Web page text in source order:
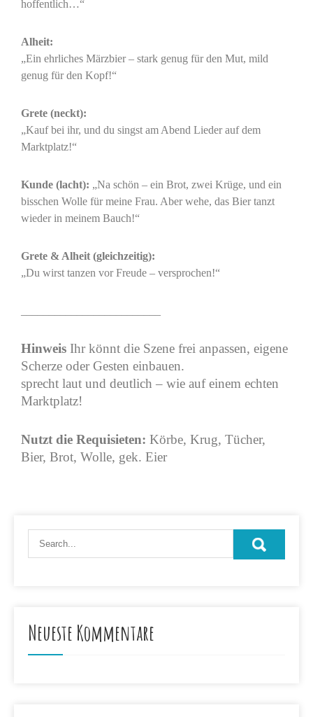
hoffentlich…“
Alheit:
„Ein ehrliches Märzbier – stark genug für den Mut, mild
genug für den Kopf!“
Grete (neckt):
„Kauf bei ihr, und du singst am Abend Lieder auf dem
Marktplatz!“
Kunde (lacht): „Na schön – ein Brot, zwei Krüge, und ein
bisschen Wolle für meine Frau. Aber wehe, das Bier tanzt
wieder in meinem Bauch!“
Grete & Alheit (gleichzeitig):
„Du wirst tanzen vor Freude – versprochen!“
Hinweis Ihr könnt die Szene frei anpassen, eigene
Scherze oder Gesten einbauen.
sprecht laut und deutlich – wie auf einem echten
Marktplatz!
Nutzt die Requisieten: Körbe, Krug, Tücher,
Bier, Brot, Wolle, gek. Eier
Neueste Kommentare